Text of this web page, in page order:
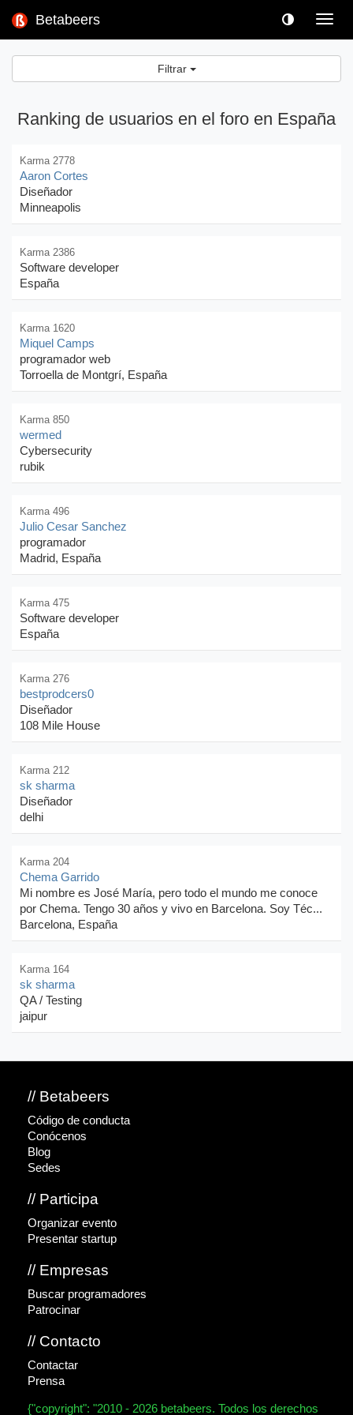
Betabeers
Filtrar
Ranking de usuarios en el foro en España
Karma 2778
Aaron Cortes
Diseñador
Minneapolis
Karma 2386
Software developer
España
Karma 1620
Miquel Camps
programador web
Torroella de Montgrí, España
Karma 850
wermed
Cybersecurity
rubik
Karma 496
Julio Cesar Sanchez
programador
Madrid, España
Karma 475
Software developer
España
Karma 276
bestprodcers0
Diseñador
108 Mile House
Karma 212
sk sharma
Diseñador
delhi
Karma 204
Chema Garrido
Mi nombre es José María, pero todo el mundo me conoce
por Chema. Tengo 30 años y vivo en Barcelona. Soy Téc...
Barcelona, España
Karma 164
sk sharma
QA / Testing
jaipur
// Betabeers
Código de conducta
Conócenos
Blog
Sedes
// Participa
Organizar evento
Presentar startup
// Empresas
Buscar programadores
Patrocinar
// Contacto
Contactar
Prensa
{"copyright": "2010 - 2026 betabeers. Todos los derechos